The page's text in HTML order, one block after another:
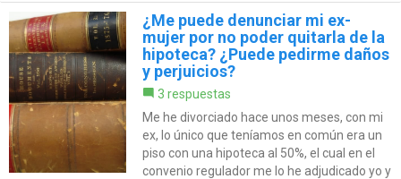
¿Me puede denunciar mi ex-
mujer por no poder quitarla de la
hipoteca? ¿Puede pedirme daños
y perjuicios?
3 respuestas
Me he divorciado hace unos meses, con mi
ex, lo único que teníamos en común era un
piso con una hipoteca al 50%, el cual en el
convenio regulador me lo he adjudicado yo y